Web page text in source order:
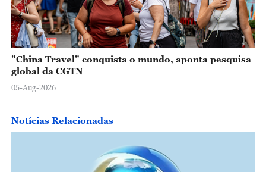
"China Travel" conquista o mundo, aponta pesquisa
global da CGTN
05-Aug-2026
Notícias Relacionadas